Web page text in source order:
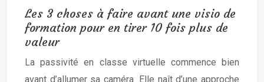
Les 3 choses à faire avant une visio de
formation pour en tirer 10 fois plus de
valeur
La passivité en classe virtuelle commence bien
avant d’allumer sa caméra. Elle naît d’une approche